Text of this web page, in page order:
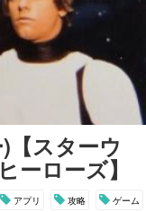
【スターウ
ーローズ】
アプリ 攻略 ゲーム